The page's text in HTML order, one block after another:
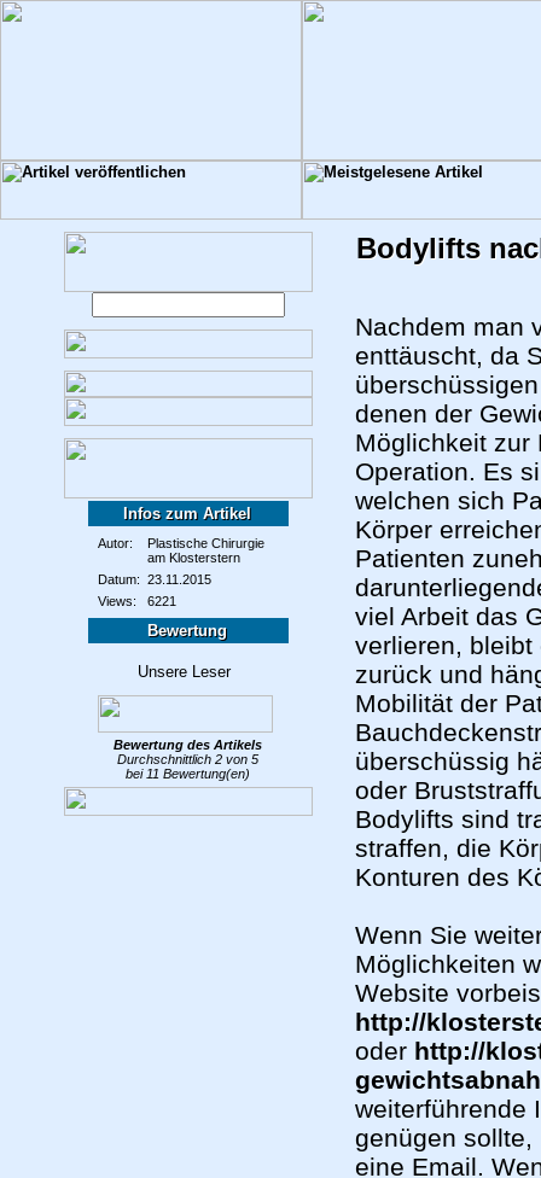
Infos zum Artikel
Autor:
Plastische Chirurgie
am Klosterstern
Datum:
23.11.2015
Views:
6221
Bewertung
Bewertung des Artikels
Durchschnittlich 2 von 5
bei 11 Bewertung(en)
Bodylifts
Nachdem man
enttäuscht, da
denen der
Möglichkeit zur
Operation. Es
welchen sich
Körper
Patienten
viel Arbeit das
verlieren,
zurück und
Mobilität der
überschüssig
oder
Bodylifts sind
straffen, die
Konturen des
Wenn Sie
Möglichkeiten
Website
http://
oder http://
weiterführende
genügen
eine Email.